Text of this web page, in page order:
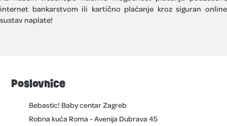
internet bankarstvom ili kartično plaćanje kroz siguran online
sustav naplate!
Poslovnice
Bebastic! Baby centar Zagreb
Robna kuća Roma - Avenija Dubrava 45